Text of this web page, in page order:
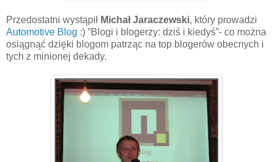
Przedostatni wystąpił Michał Jaraczewski, który prowadzi
Automotive Blog :) ”Blogi i blogerzy: dziś i kiedyś”- co można
osiągnąć dzięki blogom patrząc na top blogerów obecnych i
tych z minionej dekady.